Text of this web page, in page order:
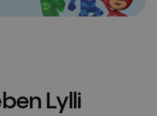
Lylli